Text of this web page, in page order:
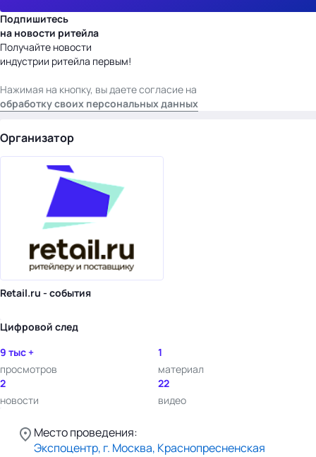
Подпишитесь
на новости ритейла
Получайте новости
индустрии ритейла первым!
Нажимая на кнопку, вы даете согласие на
обработку своих персональных данных
Организатор
Retail.ru - события
Цифровой след
9 тыс +
просмотров
1
материал
2
новости
22
видео
Место проведения:
Экспоцентр, г. Москва, Краснопресненская